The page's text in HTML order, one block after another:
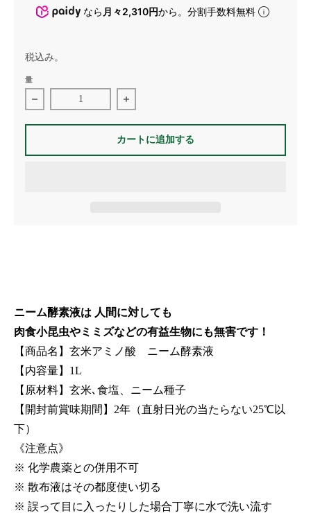
なら 月々2,310円から。分割手数料無料
税込み。
量
玄米アミノ酸ニーム酵素 1Lの数量を減らす
玄米アミノ酸ニーム酵素 1Lの数量を
カートに追加する
ニーム酵素液は 人間に対しても
肉食小昆虫やミミズなどの有益生物にも無害です！
【商品名】玄米アミノ酸 ニーム酵素液
【内容量】1L
【原材料】玄米､食塩、ニーム種子
【開封前賞味期間】2年（直射日光の当たらない25℃以
下）
《注意点》
※ 化学農薬との併用不可
※ 散布液はその都度使い切る
※ 誤って目に入ったりした場合丁寧に水で洗い流す